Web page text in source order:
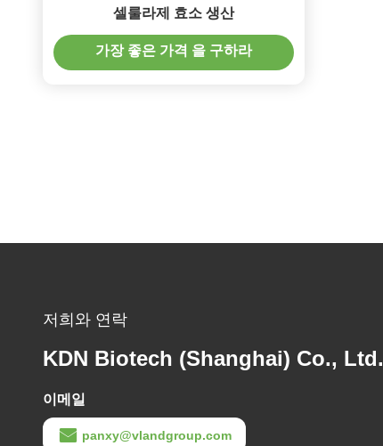
셀룰라제 효소 생산
가장 좋은 가격 을 구하라
저희와 연락
KDN Biotech (Shanghai) Co., Ltd.
이메일
panxy@vlandgroup.com